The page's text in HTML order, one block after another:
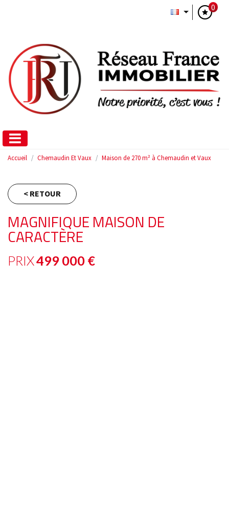
0
Accueil Chemaudin Et Vaux Maison de 270 m² à Chemaudin et Vaux
< RETOUR
MAGNIFIQUE MAISON DE
CARACTÈRE
PRIX499 000 €